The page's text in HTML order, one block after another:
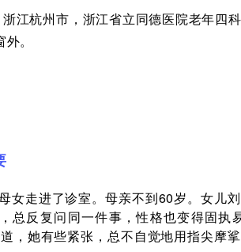
江杭州市，浙江省立同德医院老年四
。
女走进了诊室。母亲不到60岁。女儿
总反复问同一件事，性格也变得固执
，她有些紧张，总不自觉地用指尖摩